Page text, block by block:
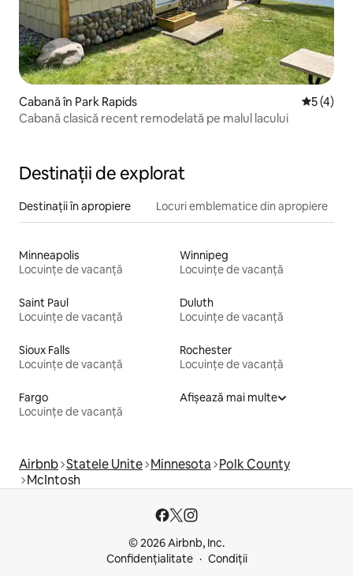
Cabană în Park Rapids Scor
5 (4)
Cabană clasică recent remodelată pe malul lacului
Destinații de explorat
Destinații în apropiere Locuri emblematice din apropiere
Minneapolis
Locuințe de vacanță
Winnipeg
Locuințe de vacanță
Saint Paul
Locuințe de vacanță
Duluth
Locuințe de vacanță
Sioux Falls
Locuințe de vacanță
Rochester
Locuințe de vacanță
Fargo
Locuințe de vacanță
Afișează mai multe
Airbnb Statele Unite Minnesota Polk County
McIntosh
© 2026 Airbnb, Inc.
Confidențialitate
Condiții